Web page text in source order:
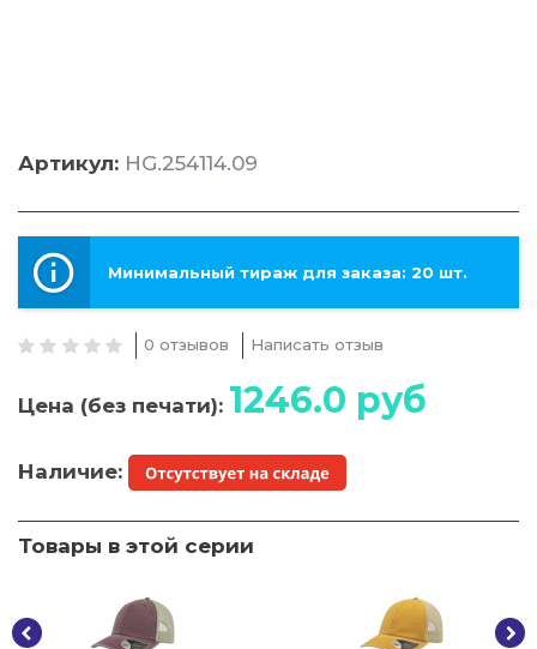
Артикул: HG.254114.09
Минимальный тираж для заказа: 20 шт.
0 отзывов Написать отзыв
Цена (без печати): 1246.0 руб
Наличие:
Товары в этой серии